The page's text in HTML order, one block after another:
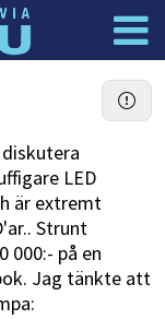
Logga in
LED
är extremt
Strunt
000:- på en
Jag tänkte att